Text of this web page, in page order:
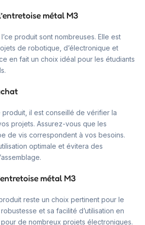
métal M3
produit sont nombreuses. Elle est
de robotique, d’électronique et
en fait un choix idéal pour les étudiants
produit, il est conseillé de vérifier la
projets. Assurez-vous que les
de vis correspondent à vos besoins.
optimale et évitera des
métal M3
reste un choix pertinent pour le
et sa facilité d’utilisation en
de nombreux projets électroniques.